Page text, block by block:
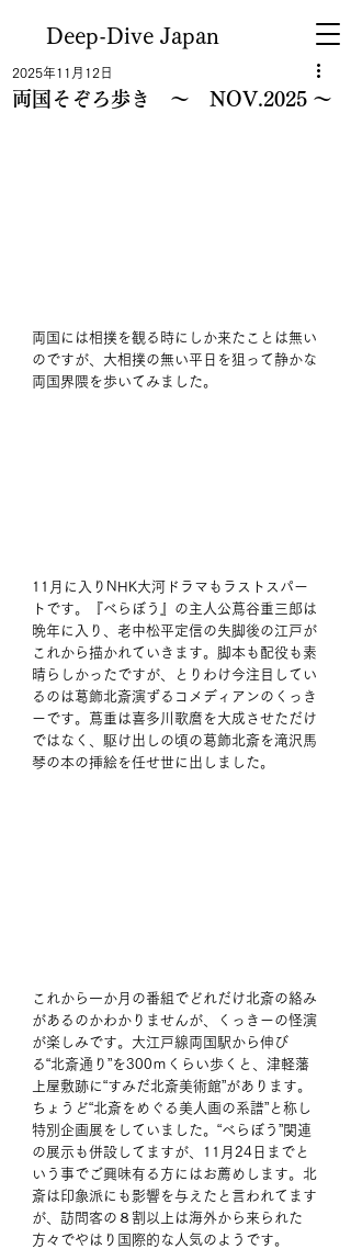
Deep-Dive Japan
両国そぞろ歩き ～ NOV.2025 ～
2025年11月12日
両国には相撲を観る時にしか来たことは無い
のですが、大相撲の無い平日を狙って静かな
両国界隈を歩いてみました。
11月に入りNHK大河ドラマもラストスパー
トです。『べらぼう』の主人公蔦谷重三郎は
晩年に入り、老中松平定信の失脚後の江戸が
これから描かれていきます。脚本も配役も素
晴らしかったですが、とりわけ今注目してい
るのは葛飾北斎演ずるコメディアンのくっき
ーです。蔦重は喜多川歌麿を大成させただけ
ではなく、駆け出しの頃の葛飾北斎を滝沢馬
琴の本の挿絵を任せ世に出しました。
これから一か月の番組でどれだけ北斎の絡み
があるのかわかりませんが、くっきーの怪演
が楽しみです。大江戸線両国駅から伸び
る“北斎通り”を300ｍくらい歩くと、津軽藩
上屋敷跡に“すみだ北斎美術館”があります。
ちょうど“北斎をめぐる美人画の系譜”と称し
特別企画展をしていました。“べらぼう”関連
の展示も併設してますが、11月24日までと
いう事でご興味有る方にはお薦めします。北
斎は印象派にも影響を与えたと言われてます
が、訪問客の８割以上は海外から来られた
方々でやはり国際的な人気のようです。